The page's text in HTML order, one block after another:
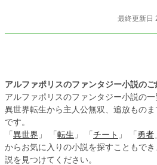
最終更新日
アルファポリスのファンタジー小説のご
アルファポリスのファンタジー小説の一
異世界転生から主人公無双、追放もの
です。
「 異世界 」 「 転生 」 「 チート 」 「 勇者
からお気に入りの小説を探すこともで
説を見つけてください。